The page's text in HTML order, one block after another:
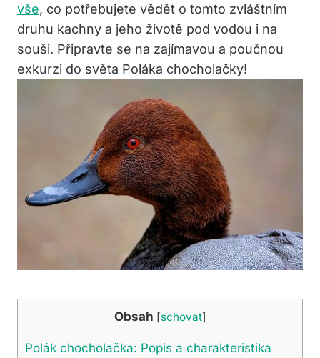
vše, co potřebujete vědět o tomto zvláštním
druhu kachny a jeho životě pod vodou i na
souši. Připravte se na zajímavou a poučnou
exkurzi do světa Poláka chocholačky!
Obsah [schovat]
Polák chocholačka: Popis a charakteristika